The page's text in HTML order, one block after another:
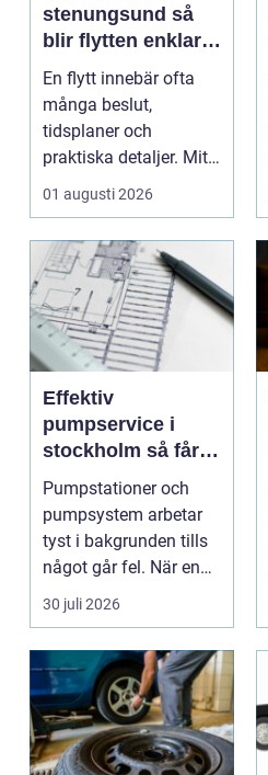
stenungsund så
blir flytten enklare
och mer trygg
En flytt innebär ofta
många beslut,
tidsplaner och
praktiska detaljer. Mitt
i allt hamnar
flyttstädn...
01 augusti 2026
Effektiv
pumpservice i
stockholm så får
du driftsäkra
anläggningar året
runt
Pumpstationer och
pumpsystem arbetar
tyst i bakgrunden tills
något går fel. När en
pump stannar hand...
30 juli 2026